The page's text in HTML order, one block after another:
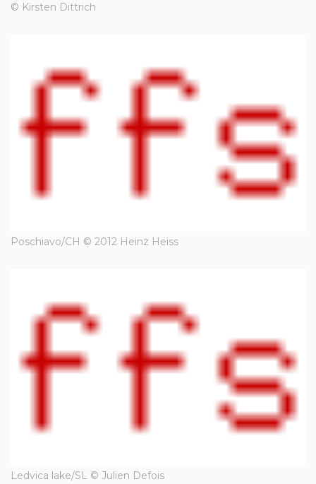
© Kirsten Dittrich
Poschiavo/CH © 2012 Heinz Heiss
Ledvica lake/SL © Julien Defois